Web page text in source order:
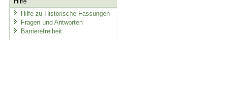
Hilfe zu Historische Fassungen
Fragen und Antworten
Barrierefreiheit